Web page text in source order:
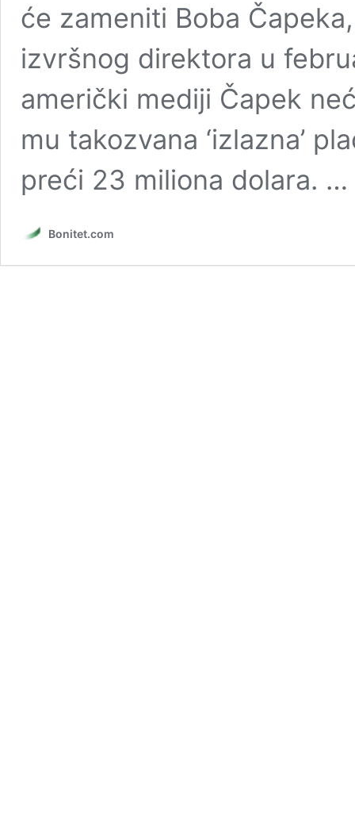
će zameniti Boba
izvršnog direktora u
američki mediji Čapek
mu takozvana ‘izlazna’
preći 23 miliona dolara. …
Bonitet.com